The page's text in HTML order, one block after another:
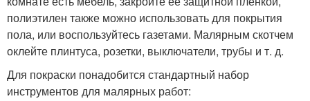
полиэтилен также можно использовать для покрытия
пола, или воспользуйтесь газетами. Малярным скотчем
оклейте плинтуса, розетки, выключатели, трубы и т. д.
Для покраски понадобится стандартный набор
инструментов для малярных работ: